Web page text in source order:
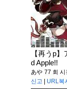
【再うp
d Apple!!
あや 77 회 시
신고
URL복